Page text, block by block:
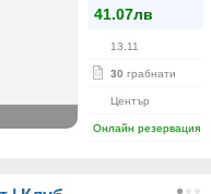
41.07лв
13.11
30 грабнати
Център
Онлайн резервация